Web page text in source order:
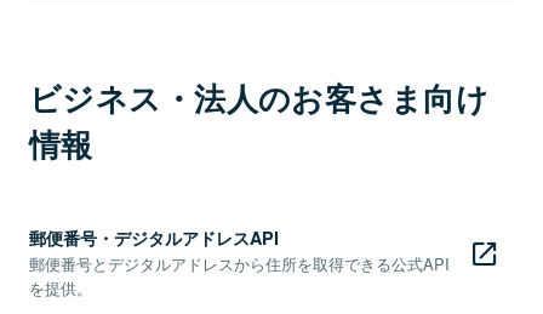
ビジネス・法人のお客さま向け
情報
郵便番号・デジタルアドレスAPI
郵便番号とデジタルアドレスから住所を取得できる公式API
を提供。